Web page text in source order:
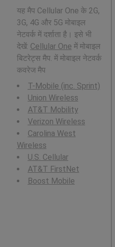
यह मैप Cellular One के 2G,
3G, 4G और 5G मोबाइल
नेटवर्क में दर्शाता है। इसे भी
देखें: Cellular One में मोबाइल
बिटरेट्स मैप. में मोबाइल नेटवर्क
कवरेज मैप
T-Mobile (inc. Sprint)
Union Wireless
AT&T Mobility
Verizon Wireless
Carolina West
Wireless
U.S. Cellular
AT&T FirstNet
Boost Mobile